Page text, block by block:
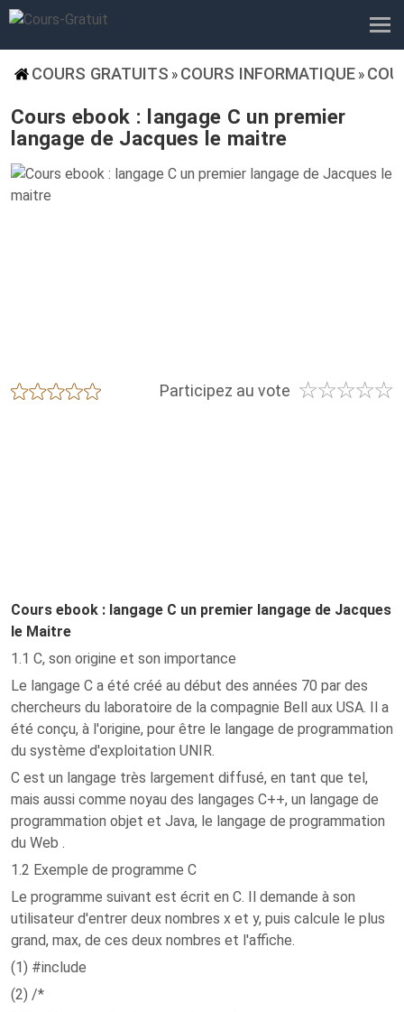
COURS GRATUITS » COURS INFORMATIQUE »
Cours ebook : langage C un premier
langage de Jacques le maitre
Participez au vote ☆☆☆☆☆
★★★★★
Cours ebook : langage C un premier langage de Jacques
le Maitre
1.1 C, son origine et son importance
Le langage C a été créé au début des années 70 par des
chercheurs du laboratoire de la compagnie Bell aux USA. Il a
été conçu, à l'origine, pour être le langage de programmation
du système d'exploitation UNIR.
C est un langage très largement diffusé, en tant que tel,
mais aussi comme noyau des langages C++, un langage de
programmation objet et Java, le langage de programmation
du Web .
1.2 Exemple de programme C
Le programme suivant est écrit en C. Il demande à son
utilisateur d'entrer deux nombres x et y, puis calcule le plus
grand, max, de ces deux nombres et l'affiche.
(1) #include
(2) /*